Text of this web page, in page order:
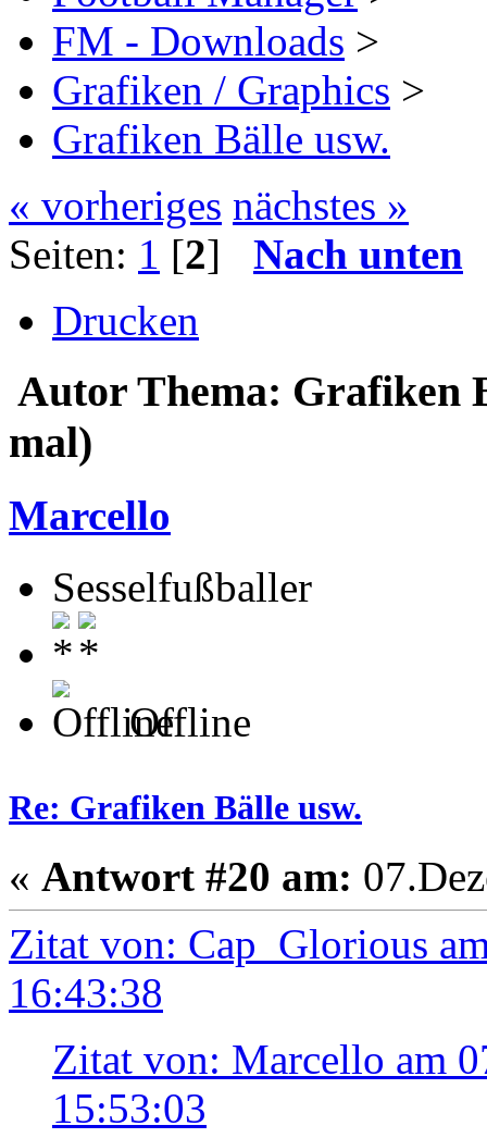
FM - Downloads >
Grafiken / Graphics >
Grafiken Bälle usw.
« vorheriges nächstes »
Seiten: 1 [2] Nach unten
Drucken
Autor Thema: Grafiken
mal)
Marcello
Sesselfußballer
Offline
Re: Grafiken Bälle usw.
« Antwort #20 am:
Zitat von: Cap_Glorious
16:43:38
Zitat von: Marcello am
15:53:03